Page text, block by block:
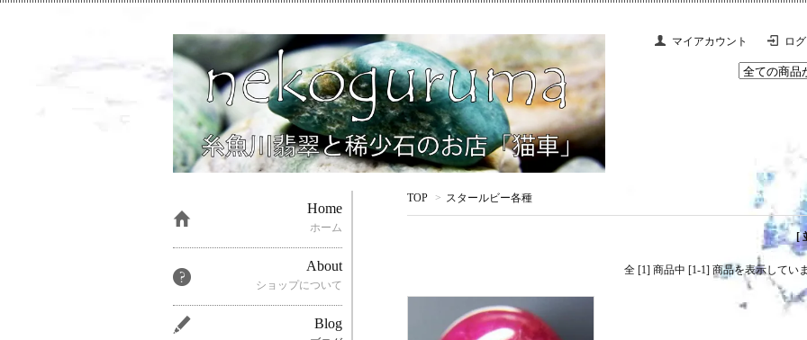
マイアカウント ロ
TOP > スタールビー各種
[
全 [1] 商品中 [1-1] 商品を表示してい
Home
ホーム
About
ショップについて
Blog